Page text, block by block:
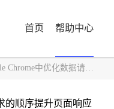
首页 帮助中心
中优化数据请求的顺序提升页面响应
的顺序提升页面响应